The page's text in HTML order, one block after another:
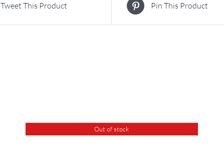
Tweet This Product Pin This Product
Out of stock